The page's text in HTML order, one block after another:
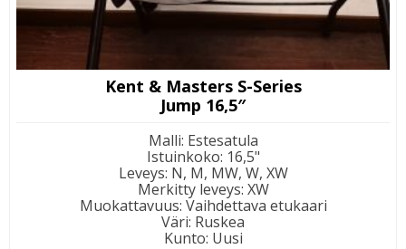
Kent & Masters S-Series
Jump 16,5″
Malli: Estesatula
Istuinkoko: 16,5"
Leveys: N, M, MW, W, XW
Merkitty leveys: XW
Muokattavuus: Vaihdettava etukaari
Väri: Ruskea
Kunto: Uusi